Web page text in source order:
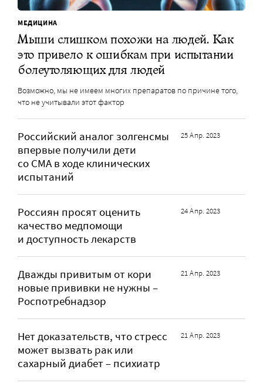
МЕДИЦИНА
Мыши слишком похожи на людей. Как
это привело к ошибкам при испытании
болеутоляющих для людей
Возможно, мы не имеем многих препаратов по причине того,
что не учитывали этот фактор
Российский аналог золгенсмы
впервые получили дети
со СМА в ходе клинических
испытаний
25 Апр. 2023
Россиян просят оценить
качество медпомощи
и доступность лекарств
24 Апр. 2023
Дважды привитым от кори
новые прививки не нужны –
Роспотребнадзор
21 Апр. 2023
Нет доказательств, что стресс
может вызвать рак или
сахарный диабет – психиатр
21 Апр. 2023